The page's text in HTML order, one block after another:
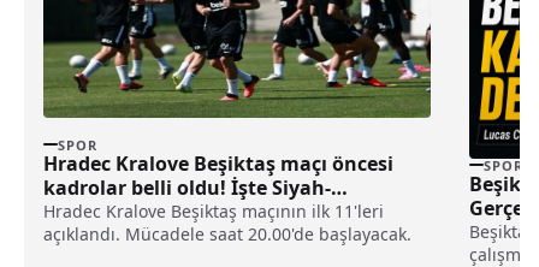
SPOR
Hradec Kralove Beşiktaş maçı öncesi
kadrolar belli oldu! İşte Siyah-
Beyazlıların 11’i
Hradec Kralove Beşiktaş maçının ilk 11'leri
açıklandı. Mücadele saat 20.00'de başlayacak.
SPOR